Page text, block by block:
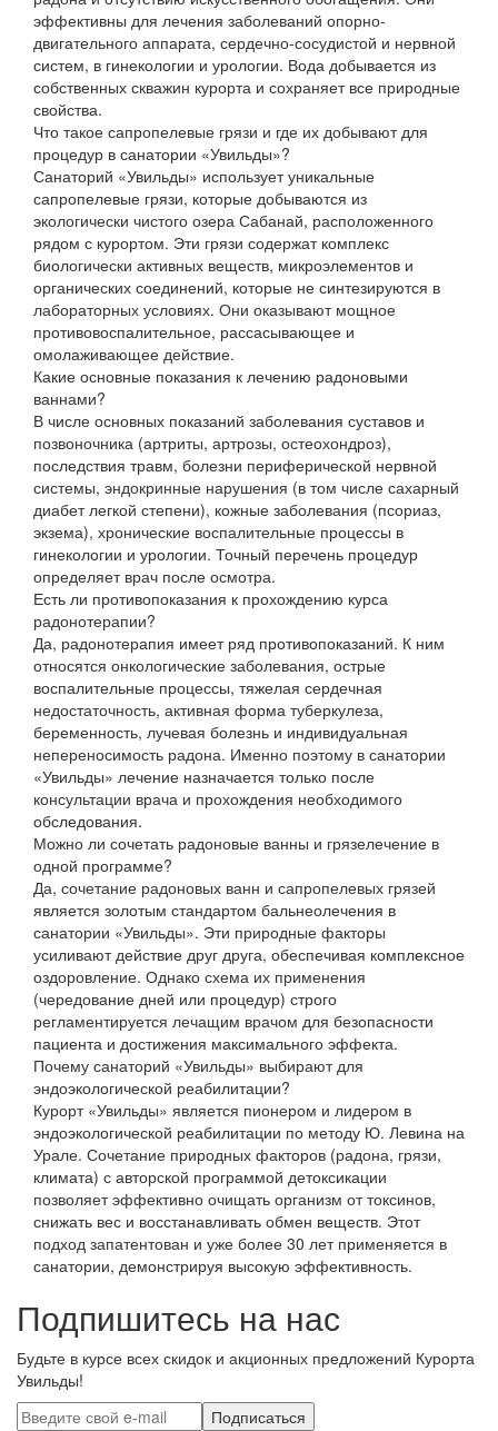
эффективны для лечения заболеваний опорно-
двигательного аппарата, сердечно-сосудистой и нервной
систем, в гинекологии и урологии. Вода добывается из
собственных скважин курорта и сохраняет все природные
свойства.
Что такое сапропелевые грязи и где их добывают для
процедур в санатории «Увильды»?
Санаторий «Увильды» использует уникальные
сапропелевые грязи, которые добываются из
экологически чистого озера Сабанай, расположенного
рядом с курортом. Эти грязи содержат комплекс
биологически активных веществ, микроэлементов и
органических соединений, которые не синтезируются в
лабораторных условиях. Они оказывают мощное
противовоспалительное, рассасывающее и
омолаживающее действие.
Какие основные показания к лечению радоновыми
ваннами?
В числе основных показаний заболевания суставов и
позвоночника (артриты, артрозы, остеохондроз),
последствия травм, болезни периферической нервной
системы, эндокринные нарушения (в том числе сахарный
диабет легкой степени), кожные заболевания (псориаз,
экзема), хронические воспалительные процессы в
гинекологии и урологии. Точный перечень процедур
определяет врач после осмотра.
Есть ли противопоказания к прохождению курса
радонотерапии?
Да, радонотерапия имеет ряд противопоказаний. К ним
относятся онкологические заболевания, острые
воспалительные процессы, тяжелая сердечная
недостаточность, активная форма туберкулеза,
беременность, лучевая болезнь и индивидуальная
непереносимость радона. Именно поэтому в санатории
«Увильды» лечение назначается только после
консультации врача и прохождения необходимого
обследования.
Можно ли сочетать радоновые ванны и грязелечение в
одной программе?
Да, сочетание радоновых ванн и сапропелевых грязей
является золотым стандартом бальнеолечения в
санатории «Увильды». Эти природные факторы
усиливают действие друг друга, обеспечивая комплексное
оздоровление. Однако схема их применения
(чередование дней или процедур) строго
регламентируется лечащим врачом для безопасности
пациента и достижения максимального эффекта.
Почему санаторий «Увильды» выбирают для
эндоэкологической реабилитации?
Курорт «Увильды» является пионером и лидером в
эндоэкологической реабилитации по методу Ю. Левина на
Урале. Сочетание природных факторов (радона, грязи,
климата) с авторской программой детоксикации
позволяет эффективно очищать организм от токсинов,
снижать вес и восстанавливать обмен веществ. Этот
подход запатентован и уже более 30 лет применяется в
санатории, демонстрируя высокую эффективность.
Подпишитесь на нас
Будьте в курсе всех скидок и акционных предложений Курорта
Увильды!